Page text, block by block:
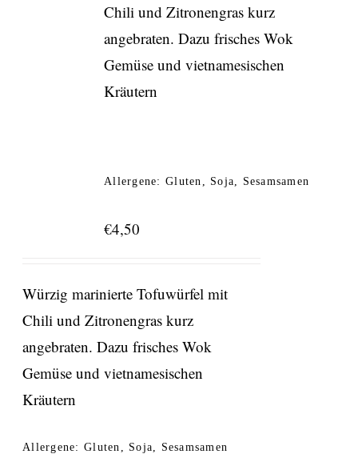
Chili und Zitronengras kurz
angebraten. Dazu frisches Wok
Gemüse und vietnamesischen
Kräutern
Allergene: Gluten, Soja, Sesamsamen
€4,50
Würzig marinierte Tofuwürfel mit
Chili und Zitronengras kurz
angebraten. Dazu frisches Wok
Gemüse und vietnamesischen
Kräutern
Allergene: Gluten, Soja, Sesamsamen